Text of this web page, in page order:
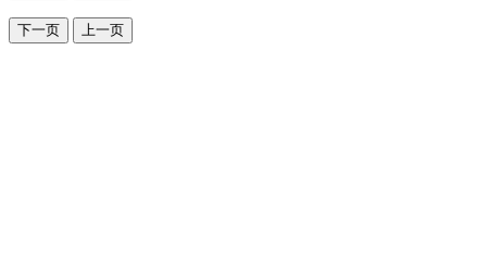
下一页 上一页